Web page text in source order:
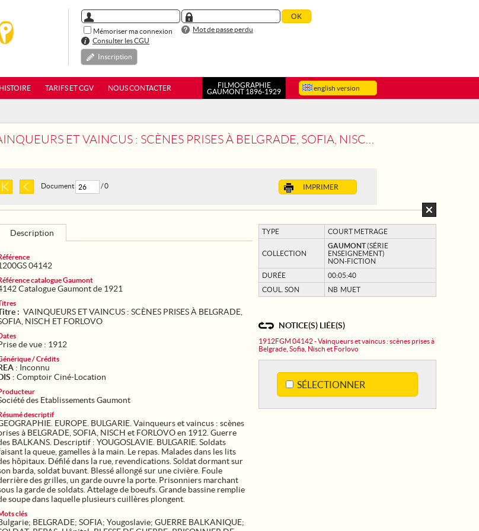
Mémoriser ma connexion
Mot de passe perdu
Consulter les CGU
Inscription
english version
TARIFS ET CGV NOUS CONTACTER
FILMOGRAPHIE
GAUMONT 1896-1929
ET VAINCUS : SCÈNES PRISES À BELGRADE, SOFIA, NISCH ET FORLOVO
IMPRIMER
Document / 0
TYPE COURT METRAGE
COLLECTION
GAUMONT(SÉRIE
ENSEIGNEMENT)
NON-FICTION
DURÉE
00:05:40
COUL. SON
NB MUET
NOTICE(S) LIÉE(S)
1912FGM 04142 - Vainqueurs et vaincus : scènes prises à
Belgrade, Sofia, Nisch et Forlovo
SÉLECTIONNER
Description
04142
catalogue Gaumont
Catalogue Gaumont de 1921
: VAINQUEURS ET VAINCUS : SCÈNES PRISES À BELGRADE,
NISCH ET FORLOVO
de vue : 1912
/ Crédits
: Inconnu
: Comptoir Ciné-Location
des Etablissements Gaumont
descriptif
EUROPE. BULGARIE. Vainqueurs et vaincus : scènes
à BELGRADE, SOFIA, NISCH et FORLOVO en 1912. Guerre
BALKANS. Descriptif : YOUGOSLAVIE. BULGARIE. Soldats
la queue, gamelles à la main. Le repas. Malades dans les lits
hôpitaux. Défilé dans la rue, revendications. Soldat dormant sur
barda, soldat buvant. Blessé allongé sur une civière. Foule
des grilles, un garde ouvre la porte. Prisonniers marchant
la garde de soldats. Attelage de boeufs. Grande bassine remplie
soupe dans laquelle plusieurs cuillères plongent.
clés
; BELGRADE; SOFIA; Yougoslavie; GUERRE BALKANIQUE;